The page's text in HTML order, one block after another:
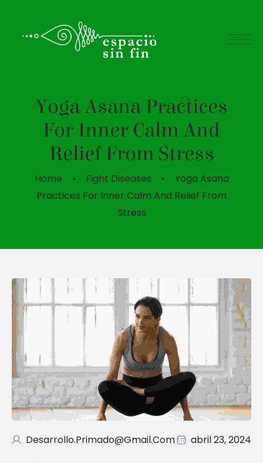
Yoga Asana Practices
For Inner Calm And
Relief From Stress
Home Fight Diseases
Yoga Asana
Practices For Inner Calm And Relief From
Stress
Desarrollo.primado@gmail.com abril 23, 2024